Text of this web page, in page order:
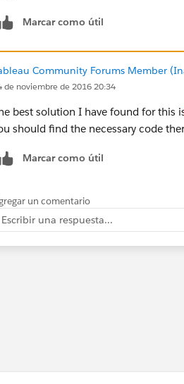
Marcar como útil
Community Forums Member
de noviembre de 2016 20:34
best solution I have found for this
should find the necessary code
Marcar como útil
un comentario
Escribir una respuesta...